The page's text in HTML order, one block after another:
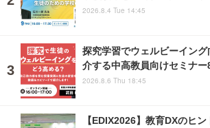
2026.8.4 Tue 14:45
探究学習でウェルビーイン
介する中高教員向けセミナー
2026.8.6 Thu 18:45
【EDIX2026】教育DXのヒ